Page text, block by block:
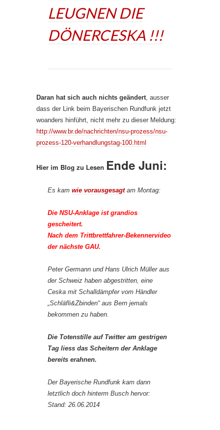
LEUGNEN DIE
DÖNERCESKA !!!
Daran hat sich auch nichts geändert, ausser
dass der Link beim Bayerischen Rundfunk jetzt
woanders hinführt, nicht mehr zu dieser Meldung:
http://www.br.de/nachrichten/nsu-prozess/nsu-
prozess-120-verhandlungstag-100.html
Hier im Blog zu Lesen Ende Juni:
Es kam wie vorausgesagtam Montag:
Die NSU-Anklage ist grandios
gescheitert.
Nach dem Trittbrettfahrer-Bekennervideo
der nächste GAU.
Peter Germann und Hans Ulrich Müller aus
der Schweiz haben abgestritten, eine
Ceska mit Schalldämpfer vom Händler
„Schläfli&Zbinden“ aus Bern jemals
bekommen zu haben.
Die Totenstille auf Twitter am gestrigen
Tag liess das Scheitern der Anklage
bereits erahnen.
Der Bayerische Rundfunk kam dann
letztlich doch hinterm Busch hervor:
Stand: 26.06.2014